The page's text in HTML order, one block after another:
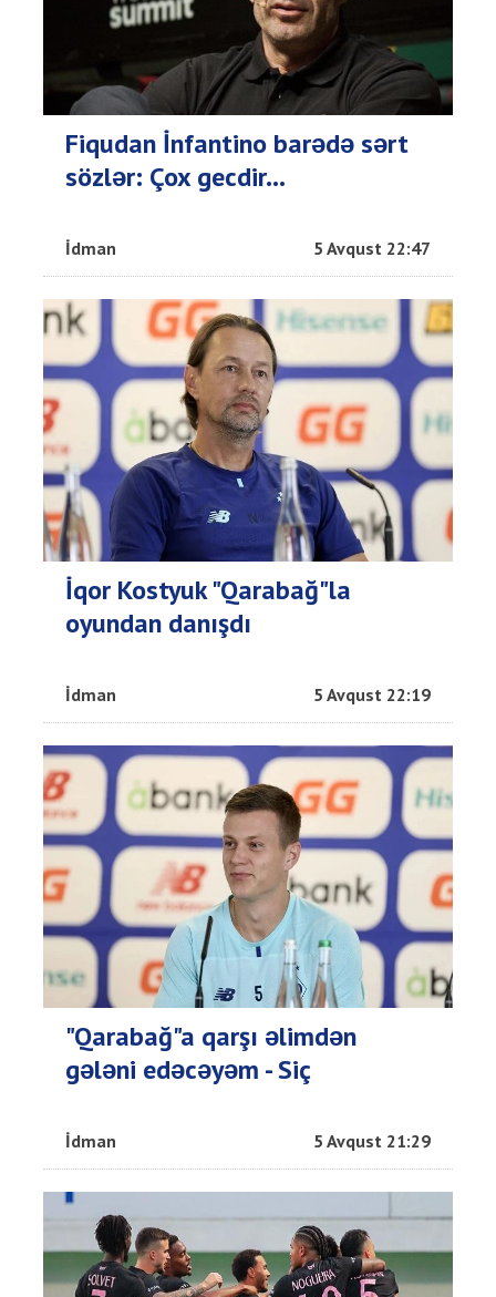
Fiqudan İnfantino barədə sərt
sözlər: Çox gecdir...
İdman 5 Avqust 22:47
İqor Kostyuk "Qarabağ"la
oyundan danışdı
İdman 5 Avqust 22:19
"Qarabağ"a qarşı əlimdən
gələni edəcəyəm - Siç
İdman 5 Avqust 21:29